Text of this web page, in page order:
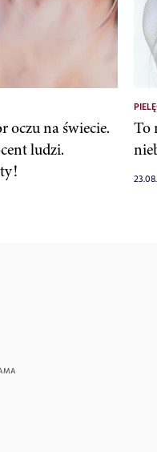
oczu na świecie.
ludzi.
To